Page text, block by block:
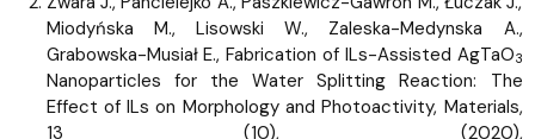
Miodyńska M., Lisowski W., Zaleska-Medynska A.,
Grabowska-Musiał E., Fabrication of ILs-Assisted AgTaO3
Nanoparticles for the Water Splitting Reaction: The
Effect of ILs on Morphology and Photoactivity, Materials,
13 (10), (2020),